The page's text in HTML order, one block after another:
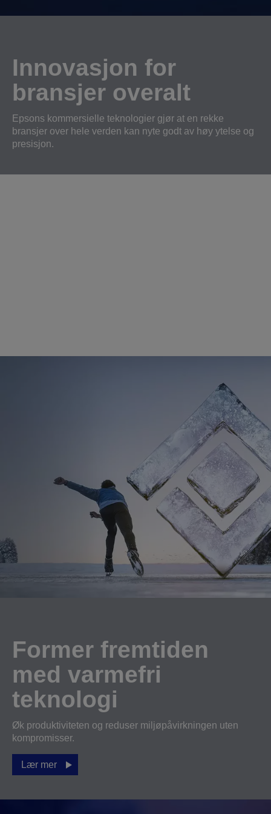
Innovasjon for
bransjer overalt
Epsons kommersielle teknologier gjør at en rekke
bransjer over hele verden kan nyte godt av høy ytelse og
presisjon.
Former fremtiden
med varmefri
teknologi
Øk produktiviteten og reduser miljøpåvirkningen uten
kompromisser.
Lær mer